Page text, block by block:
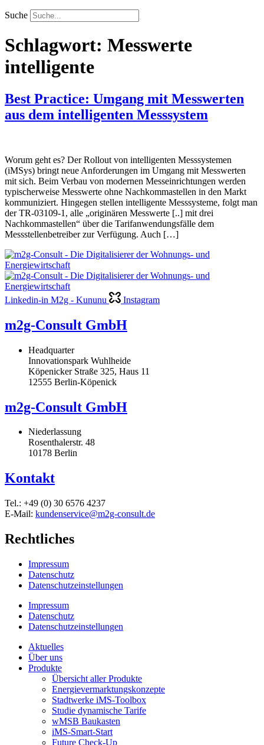
Suche
Schlagwort: Messwerte
intelligente
Best Practice: Umgang mit Messwerten
aus dem intelligenten Messsystem
Worum geht es? Der Rollout von intelligenten Messsystemen
(iMSys) bringt neue Anforderungen im Umgang mit Messwerten
mit sich. Beim Verbau von modernen Messeinrichtungen werden
typischerweise Messwerte ohne Nachkommastellen in den Markt
kommuniziert. Hingegen stellen intelligente Messsysteme, folgt man
der TR-03109-1, alle „originären Messwerte [..] mit drei
Nachkommastellen“ über die Tarifanwendungsfälle dem
Messstellenbetreiber zur Verfügung. Auch […]
Linkedin-in M2g - Kununu Instagram
m2g-Consult GmbH
Headquarter
Innovationspark Wuhlheide
Köpenicker Straße 325, Haus 11
12555 Berlin-Köpenick
m2g-Consult GmbH
Niederlassung
Rosenthalerstr. 48
10178 Berlin
Kontakt
Tel.: +49 (0) 30 6576 4237
E-Mail: kundenservice@m2g-consult.de
Rechtliches
Impressum
Datenschutz
Datenschutzeinstellungen
Impressum
Datenschutz
Datenschutzeinstellungen
Aktuelles
Über uns
Produkte
Übersicht aller Produkte
Energievermarktungskonzepte
Stadtwerke iMS-Toolbox
Studie dynamische Tarife
wMSB Baukasten
iMS-Smart-Start
Future Check-Up